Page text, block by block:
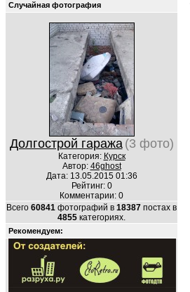
Случайная фотография
Долгострой гаража (3 фото)
Категория: Курск
Автор: 46ghost
Дата: 13.05.2015 01:36
Рейтинг: 0
Комментарии: 0
Всего 60841 фотографий в 18387 постах в
4855 категориях.
Рекомендуем: